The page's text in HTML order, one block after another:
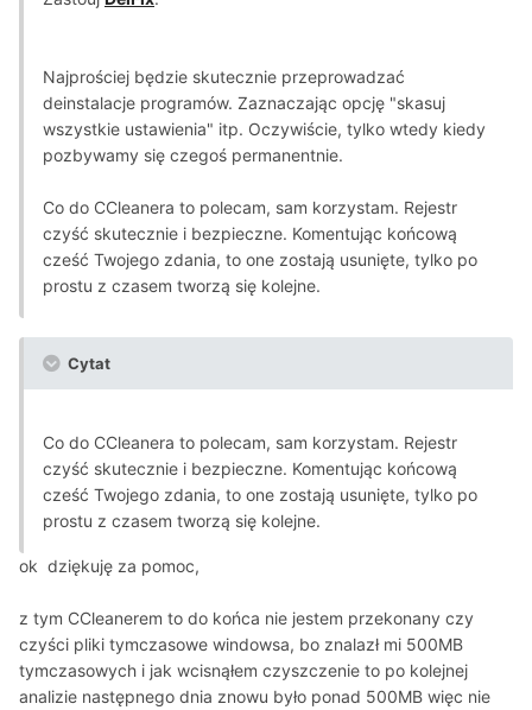
Najprościej będzie skutecznie przeprowadzać
deinstalacje programów. Zaznaczając opcję "skasuj
wszystkie ustawienia" itp. Oczywiście, tylko wtedy kiedy
pozbywamy się czegoś permanentnie.
Co do CCleanera to polecam, sam korzystam. Rejestr
czyść skutecznie i bezpieczne. Komentując końcową
cześć Twojego zdania, to one zostają usunięte, tylko po
prostu z czasem tworzą się kolejne.
Cytat
Co do CCleanera to polecam, sam korzystam. Rejestr
czyść skutecznie i bezpieczne. Komentując końcową
cześć Twojego zdania, to one zostają usunięte, tylko po
prostu z czasem tworzą się kolejne.
ok dziękuję za pomoc,
z tym CCleanerem to do końca nie jestem przekonany czy
czyści pliki tymczasowe windowsa, bo znalazł mi 500MB
tymczasowych i jak wcisnąłem czyszczenie to po kolejnej
analizie następnego dnia znowu było ponad 500MB więc nie